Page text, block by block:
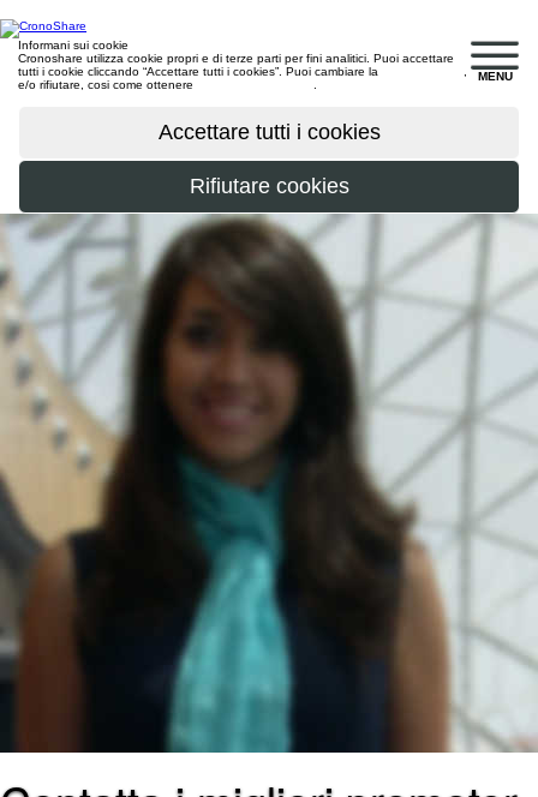
MENU
Informani sui cookie
Cronoshare utilizza cookie propri e di terze parti per fini analitici. Puoi accettare
tutti i cookie cliccando “Accettare tutti i cookies”. Puoi cambiare la
e/o rifiutare, cosi come ottenere